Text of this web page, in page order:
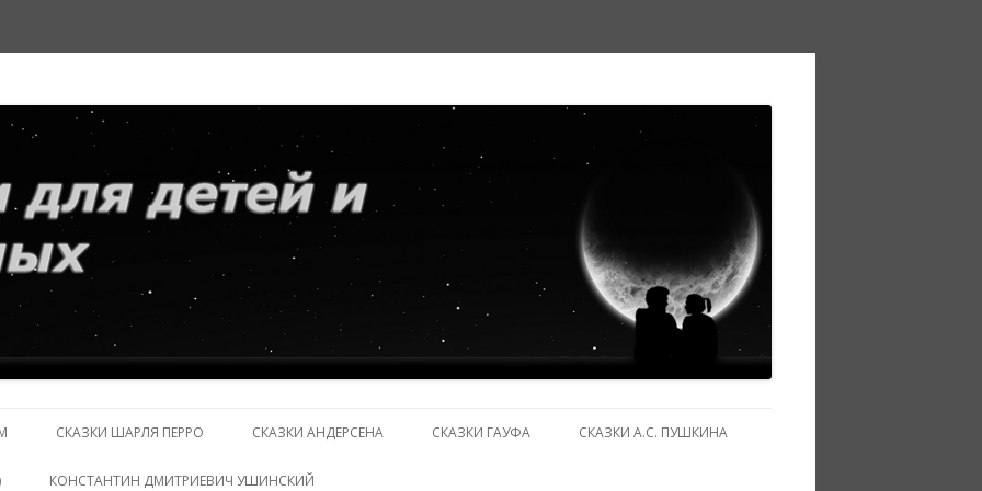
взрослых
содержимому
СКАЗКИ ШАРЛЯ ПЕРРО СКАЗКИ АНДЕРСЕНА СКАЗКИ ГАУФА СКАЗКИ А.С. ПУШКИНА
КОНСТАНТИН ДМИТРИЕВИЧ УШИНСКИЙ